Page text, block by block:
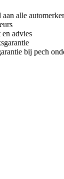
alle
en advies
bij pech